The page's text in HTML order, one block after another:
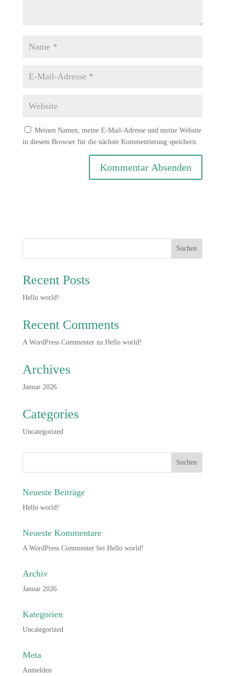
Meinen Namen, meine E-Mail-Adresse und meine Website
in diesem Browser für die nächste Kommentierung speichern.
Suchen
Recent Posts
Hello world!
Recent Comments
A WordPress Commenterzu Hello world!
Archives
Januar 2026
Categories
Uncategorized
Neueste Beiträge
Hello world!
Neueste Kommentare
A WordPress Commenterbei Hello world!
Archiv
Januar 2026
Kategorien
Uncategorized
Meta
Anmelden